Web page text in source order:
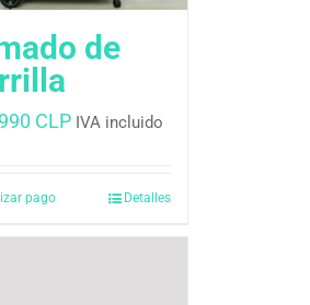
de
CLP IVA incluido
pago Detalles